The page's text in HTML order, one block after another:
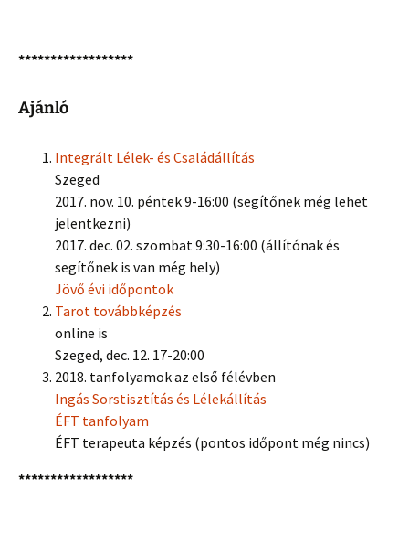
******************
Ajánló
Integrált Lélek- és Családállítás
Szeged
2017. nov. 10. péntek 9-16:00 (segítőnek még lehet
jelentkezni)
2017. dec. 02. szombat 9:30-16:00 (állítónak és
segítőnek is van még hely)
Jövő évi időpontok
Tarot továbbképzés
online is
Szeged, dec. 12. 17-20:00
2018. tanfolyamok az első félévben
Ingás Sorstisztítás és Lélekállítás
ÉFT tanfolyam
ÉFT terapeuta képzés (pontos időpont még nincs)
******************